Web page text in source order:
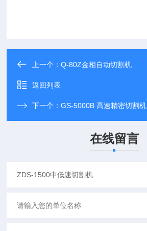
上一个：Q-80Z金相自动切割机
返回列表
下一个：GS-5000B 高速精密切割机
在线留言